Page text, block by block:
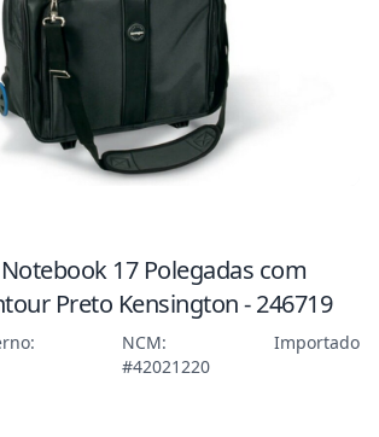
17 Polegadas com
Preto Kensington - 246719
NCM:
#42021220
Importado